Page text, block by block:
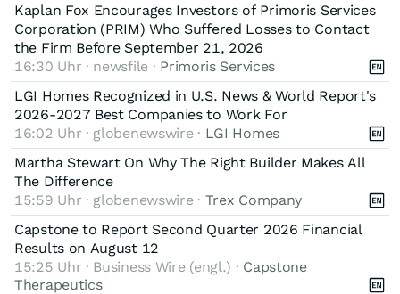
Kaplan Fox Encourages Investors of Primoris Services
Corporation (PRIM) Who Suffered Losses to Contact
the Firm Before September 21, 2026
16:30 Uhr · newsfile · Primoris Services
LGI Homes Recognized in U.S. News & World Report's
2026-2027 Best Companies to Work For
16:02 Uhr · globenewswire · LGI Homes
Martha Stewart On Why The Right Builder Makes All
The Difference
15:59 Uhr · globenewswire · Trex Company
Capstone to Report Second Quarter 2026 Financial
Results on August 12
15:25 Uhr · Business Wire (engl.) · Capstone
Therapeutics